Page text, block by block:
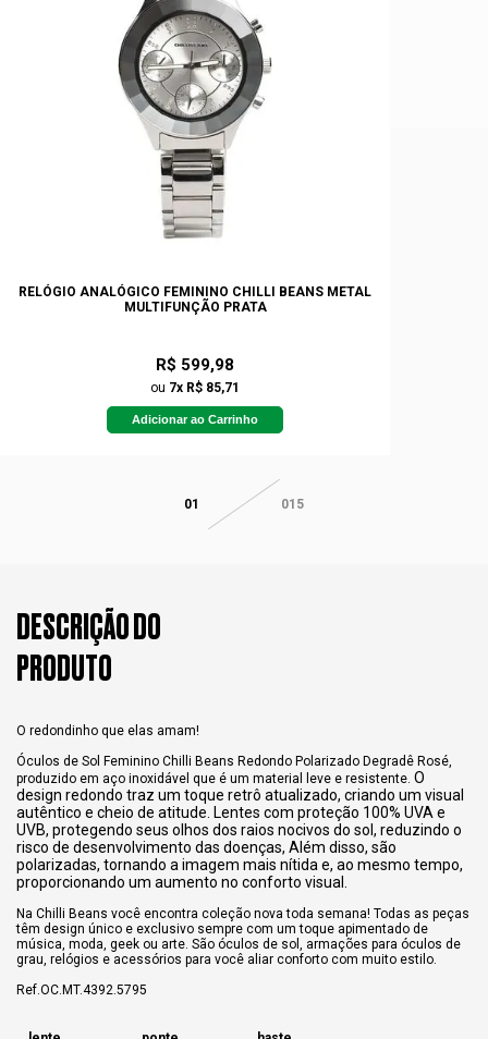
RELÓGIO ANALÓGICO FEMININO CHILLI BEANS METAL
MULTIFUNÇÃO PRATA
R$ 599,98
ou 7x R$ 85,71
Adicionar ao Carrinho
01 015
DESCRIÇÃO DO
PRODUTO
O redondinho que elas amam!
Óculos de Sol Feminino Chilli Beans Redondo Polarizado Degradê Rosé,
produzido em aço inoxidável que é um material leve e resistente. O
design redondo traz um toque retrô atualizado, criando um visual
autêntico e cheio de atitude. Lentes com proteção 100% UVA e
UVB, protegendo seus olhos dos raios nocivos do sol, reduzindo o
risco de desenvolvimento das doenças, Além disso, são
polarizadas, tornando a imagem mais nítida e, ao mesmo tempo,
proporcionando um aumento no conforto visual.
Na Chilli Beans você encontra coleção nova toda semana! Todas as peças
têm design único e exclusivo sempre com um toque apimentado de
música, moda, geek ou arte. São óculos de sol, armações para óculos de
grau, relógios e acessórios para você aliar conforto com muito estilo.
Ref.OC.MT.4392.5795